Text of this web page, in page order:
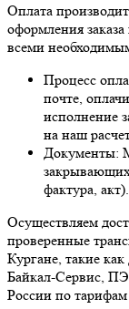
Оплата
оформления
всеми
Процесс
почте,
исполнение
на наш
Документы:
фактура, акт).
Осуществляем
проверенные
Кургане, такие
Байкал-Сервис,
России по